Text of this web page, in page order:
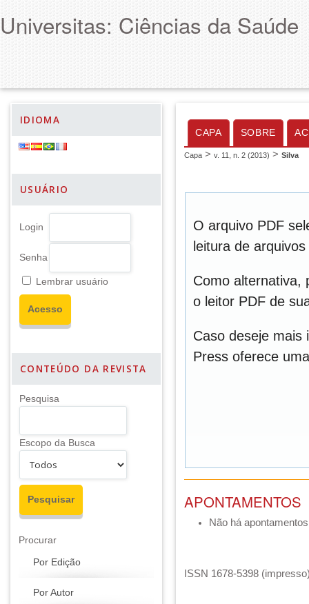
Universitas: Ciências da Saúde
IDIOMA
USUÁRIO
Login
Senha
Lembrar usuário
CONTEÚDO DA REVISTA
Pesquisa
Escopo da Busca
Procurar
Por Edição
Por Autor
CAPA SOBRE
Capa > v. 11, n. 2 (2013) > Silva
O arquivo PDF
leitura de
Como alternativa,
o leitor PDF de
Caso deseje mais
Press oferece
APONTAMENTOS
Não há
ISSN 1678-5398